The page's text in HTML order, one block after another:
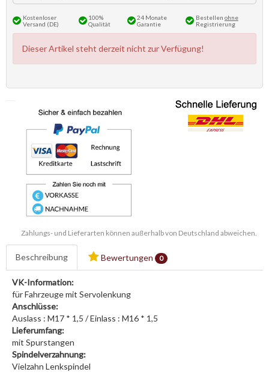
Kostenloser
Versand (DE)
100%
Qualität
24 Monate
Garantie
Bestellen ohne
Registrierung
Dieser Artikel steht derzeit nicht zur Verfügung!
Zahlungs- und Lieferarten können außerhalb von Deutschland abweichen.
Beschreibung Bewertungen 0
VK-Information:
für Fahrzeuge mit Servolenkung
Anschlüsse:
Auslass : M17 * 1,5 / Einlass : M16 * 1,5
Lieferumfang:
mit Spurstangen
Spindelverzahnung:
Vielzahn Lenkspindel